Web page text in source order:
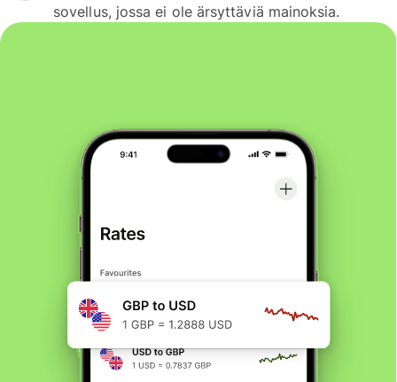
sovellus, jossa ei ole ärsyttäviä mainoksia.